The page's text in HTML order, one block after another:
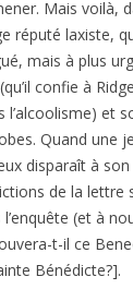
Mais voilà,
réputé laxiste,
mais à plus
confie à
et
Quand une
disparaît à
de la lettre
(et à
t-il ce
Bénédicte?].